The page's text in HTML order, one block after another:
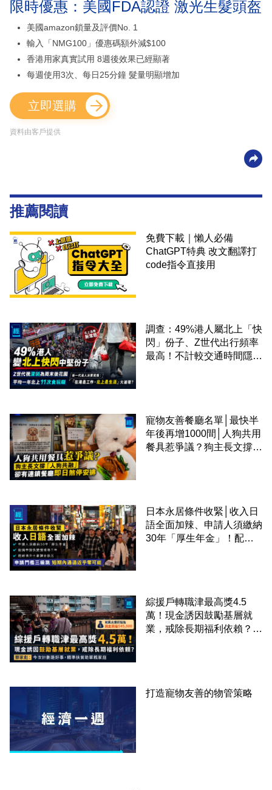
限時優惠：美國FDA認證 激光生髮頭盔
美國amazon鎖量及評價No. 1
輸入「NMG100」優惠碼額外減$100
香港用家真實試用 8週後效果已經顯著
每週使用3次、每日25分鐘 髮量明顯增加
立即選購
資料由客戶提供
推薦閱讀
免費下載｜懶人必備
ChatGPT特典 改文翻譯打
code指令直接用
調查：49%港人屬北上「快
閃」份子、Z世代出行頻率
最高！不計較交通時間隱形
寵物友善餐廳名單│最快半
年後再增1000間│人狗共用
餐具惹爭議？狗主長文撐
日本永居條件收緊│收入日
語全面加辣、申請人須繳納
30年「厚生年金」！配偶
綜援戶轉職津最高獎4.5
萬！現金誘因鼓勵基層就
業，戒除長期福利依賴？鄧
打造寵物友善的物管策略